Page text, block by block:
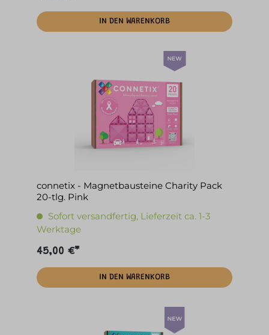
IN DEN WARENKORB
connetix - Magnetbausteine Charity Pack
20-tlg. Pink
Sofort versandfertig, Lieferzeit ca. 1-3
Werktage
45,00 €*
IN DEN WARENKORB